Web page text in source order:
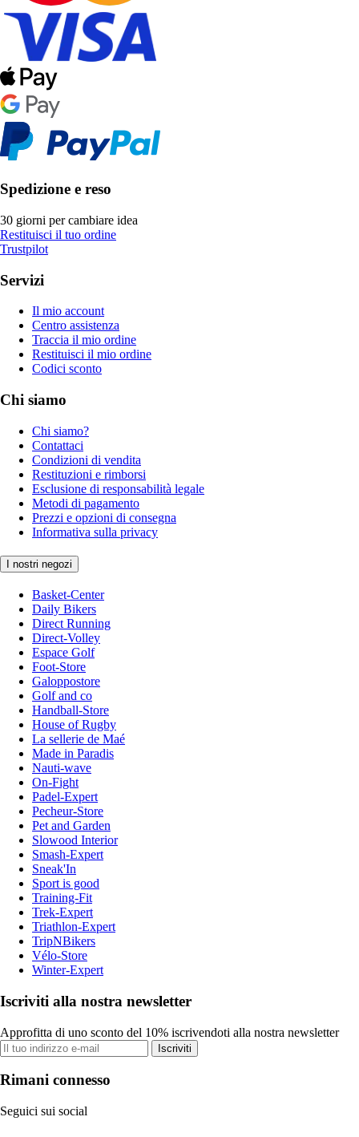
Spedizione e reso
30 giorni per cambiare idea
Restituisci il tuo ordine
Trustpilot
Servizi
Il mio account
Centro assistenza
Traccia il mio ordine
Restituisci il mio ordine
Codici sconto
Chi siamo
Chi siamo?
Contattaci
Condizioni di vendita
Restituzioni e rimborsi
Esclusione di responsabilità legale
Metodi di pagamento
Prezzi e opzioni di consegna
Informativa sulla privacy
I nostri negozi
Basket-Center
Daily Bikers
Direct Running
Direct-Volley
Espace Golf
Foot-Store
Galoppostore
Golf and co
Handball-Store
House of Rugby
La sellerie de Maé
Made in Paradis
Nauti-wave
On-Fight
Padel-Expert
Pecheur-Store
Pet and Garden
Slowood Interior
Smash-Expert
Sneak'In
Sport is good
Training-Fit
Trek-Expert
Triathlon-Expert
TripNBikers
Vélo-Store
Winter-Expert
Iscriviti alla nostra newsletter
Approfitta di uno sconto del 10% iscrivendoti alla nostra newsletter
Iscriviti
Rimani connesso
Seguici sui social